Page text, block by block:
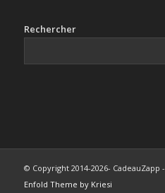
Rechercher
© Copyright 2014-2026- CadeauZapp -
Enfold Theme by Kriesi